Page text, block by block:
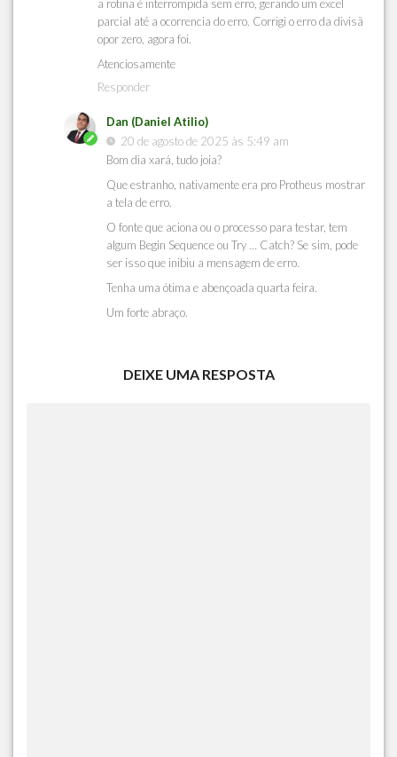
a rotina é interrompida sem erro, gerando um excel
parcial até a ocorrencia do erro. Corrigi o erro da divisã
opor zero, agora foi.
Atenciosamente
Responder
Dan (Daniel Atilio)
20 de agosto de 2025 às 5:49 am
Bom dia xará, tudo joia?
Que estranho, nativamente era pro Protheus mostrar
a tela de erro.
O fonte que aciona ou o processo para testar, tem
algum Begin Sequence ou Try … Catch? Se sim, pode
ser isso que inibiu a mensagem de erro.
Tenha uma ótima e abençoada quarta feira.
Um forte abraço.
DEIXE UMA RESPOSTA